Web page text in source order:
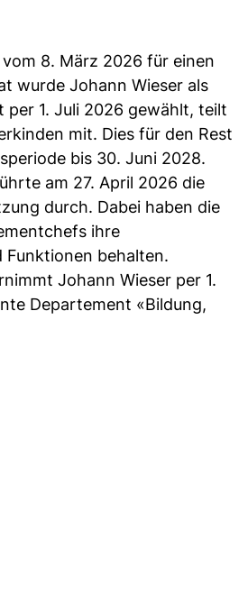
8. März 2026 für einen
wurde Johann Wieser als
per 1. Juli 2026 gewählt, teilt
mit. Dies für den Rest
bis 30. Juni 2028.
am 27. April 2026 die
durch. Dabei haben die
ihre
Funktionen behalten.
Johann Wieser per 1.
Departement «Bildung,